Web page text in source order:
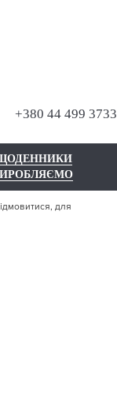
+380 44 499 3733
для